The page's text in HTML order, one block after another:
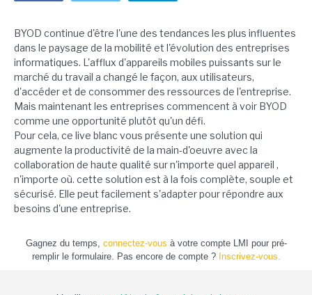
BYOD continue d'être l'une des tendances les plus influentes
dans le paysage de la mobilité et l'évolution des entreprises
informatiques. L'afflux d'appareils mobiles puissants sur le
marché du travail a changé le façon, aux utilisateurs,
d'accéder et de consommer des ressources de l'entreprise.
Mais maintenant les entreprises commencent à voir BYOD
comme une opportunité plutôt qu'un défi.
Pour cela, ce live blanc vous présente une solution qui
augmente la productivité de la main-d'oeuvre avec la
collaboration de haute qualité sur n'importe quel appareil ,
n'importe où. cette solution est à la fois complète, souple et
sécurisé. Elle peut facilement s'adapter pour répondre aux
besoins d'une entreprise.
Gagnez du temps, connectez-vous à votre compte LMI pour pré-
remplir le formulaire. Pas encore de compte ? Inscrivez-vous.